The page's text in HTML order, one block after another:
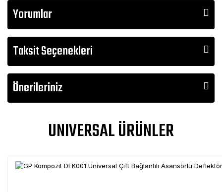
Yorumlar
Taksit Seçenekleri
Önerileriniz
UNIVERSAL ÜRÜNLER